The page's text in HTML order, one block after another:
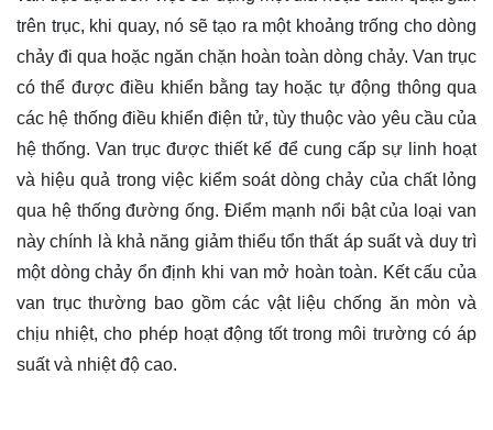
trên trục, khi quay, nó sẽ tạo ra một khoảng trống cho dòng
chảy đi qua hoặc ngăn chặn hoàn toàn dòng chảy. Van trục
có thể được điều khiển bằng tay hoặc tự động thông qua
các hệ thống điều khiển điện tử, tùy thuộc vào yêu cầu của
hệ thống. Van trục được thiết kế để cung cấp sự linh hoạt
và hiệu quả trong việc kiểm soát dòng chảy của chất lỏng
qua hệ thống đường ống. Điểm mạnh nổi bật của loại van
này chính là khả năng giảm thiểu tổn thất áp suất và duy trì
một dòng chảy ổn định khi van mở hoàn toàn. Kết cấu của
van trục thường bao gồm các vật liệu chống ăn mòn và
chịu nhiệt, cho phép hoạt động tốt trong môi trường có áp
suất và nhiệt độ cao.